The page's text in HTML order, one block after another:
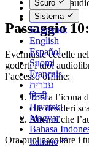
Dansk
Deutsch
Ελληνικά
English
Español
Suomi
Français
עברית
हिन्दी
Hrvatski
Magyar
Bahasa
Italiano
Scuro
Sistema
Playlist di
Passaggio
Evermusic eccelle
goderti i tuoi
l’accesso offline:
Tocca l’icona
che desideri
Attendi che
Ora puoi ascoltare i